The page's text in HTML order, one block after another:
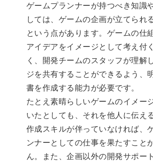
ゲームプランナーが持つべき知識
しては、ゲームの企画が立てられ
という点があります。ゲームの仕
アイデアをイメージとして考え付
く、開発チームのスタッフが理解
ジを共有することができるよう、
書を作成する能力が必要です。
たとえ素晴らしいゲームのイメー
いたとしても、それを他人に伝え
作成スキルが伴っていなければ、
ンナーとしての仕事を果たすこと
ん。また、企画以外の開発サポー